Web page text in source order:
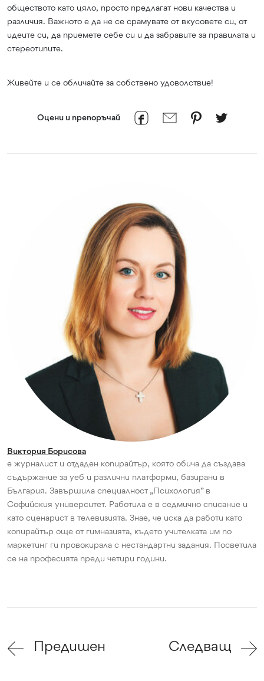
обществото като цяло, просто предлагат нови качества и
различия. Важното е да не се срамувате от вкусовете си, от
идеите си, да приемете себе си и да забравите за правилата и
стереотипите.
Живейте и се обличайте за собствено удоволствие!
Оцени и препоръчай
Виктория Борисова
е журналист и отдаден копирайтър, която обича да създава
съдържание за уеб и различни платформи, базирани в
България. Завършила специалност „Психология” в
Софийския университет. Работила е в седмично списание и
като сценарист в телевизията. Знае, че иска да работи като
копирайтър още от гимназията, където учителката им по
маркетинг ги провокирала с нестандартни задания. Посветила
се на професията преди четири години.
Предишен Следващ